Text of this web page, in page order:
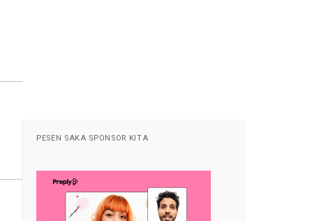
PESEN SAKA SPONSOR KITA